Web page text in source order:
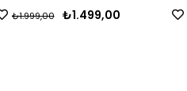
₺1.499,00